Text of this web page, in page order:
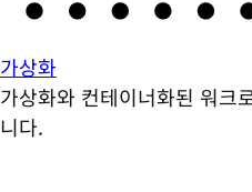
가상화
가상화와 컨테이너화된 워크
니다.